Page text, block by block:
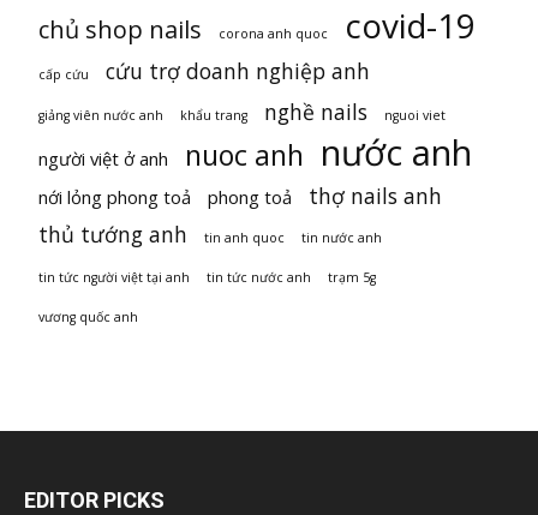
chủ shop nails corona anh quoc covid-19
cấp cứu cứu trợ doanh nghiệp anh
giảng viên nước anh khẩu trang nghề nails nguoi viet
người việt ở anh nuoc anh nước anh
nới lỏng phong toả phong toả
thợ nails anh
thủ tướng anh
tin anh quoc tin nước anh
tin tức người việt tại anh tin tức nước anh trạm 5g
vương quốc anh
EDITOR PICKS